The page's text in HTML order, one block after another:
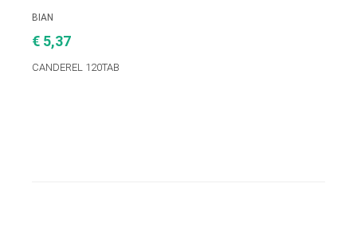
ΒΙΑΝ
€ 5,37
CANDEREL 120TAB